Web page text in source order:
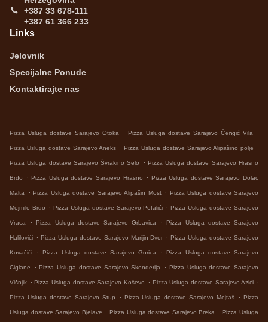
+387 33 678-111
+387 61 366 233
Links
Jelovnik
Specijalne Ponude
Kontaktirajte nas
Pizza Usluga dostave Sarajevo Otoka . Pizza Usluga dostave Sarajevo Čengić Vila .
Pizza Usluga dostave Sarajevo Aneks . Pizza Usluga dostave Sarajevo Alipašino polje .
Pizza Usluga dostave Sarajevo Švrakino Selo . Pizza Usluga dostave Sarajevo Hrasno
Brdo . Pizza Usluga dostave Sarajevo Hrasno . Pizza Usluga dostave Sarajevo Dolac
Malta . Pizza Usluga dostave Sarajevo Alipašin Most . Pizza Usluga dostave Sarajevo
Mojmilo Brdo . Pizza Usluga dostave Sarajevo Pofalići . Pizza Usluga dostave Sarajevo
Vraca . Pizza Usluga dostave Sarajevo Grbavica . Pizza Usluga dostave Sarajevo
Halilovići . Pizza Usluga dostave Sarajevo Marijin Dvor . Pizza Usluga dostave Sarajevo
Kovačići . Pizza Usluga dostave Sarajevo Gorica . Pizza Usluga dostave Sarajevo
Ciglane . Pizza Usluga dostave Sarajevo Skenderija . Pizza Usluga dostave Sarajevo
Višnjik . Pizza Usluga dostave Sarajevo Koševo . Pizza Usluga dostave Sarajevo Azići .
Pizza Usluga dostave Sarajevo Stup . Pizza Usluga dostave Sarajevo Mejtaš . Pizza
Usluga dostave Sarajevo Bjelave . Pizza Usluga dostave Sarajevo Breka . Pizza Usluga